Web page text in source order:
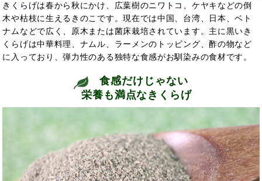
きくらげは春から秋にかけ、広葉樹のニワトコ、ケヤキなどの倒
木や枯枝に生えるきのこです。現在では中国、台湾、日本、ベト
ナムなどで広く、原木または菌床栽培されています。主に黒いき
くらげは中華料理、ナムル、ラーメンのトッピング、酢の物など
に入っており、弾力性のある独特な食感がお馴染みの食材です。
食感だけじゃない
栄養も満点なきくらげ